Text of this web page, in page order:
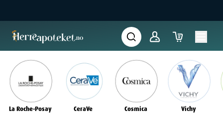
La Roche-Posay CeraVe Cosmica Vichy